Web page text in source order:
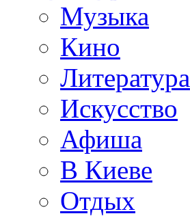
Музыка
Кино
Литература
Искусство
Афиша
В Киеве
Отдых